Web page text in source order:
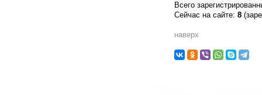
Всего
Сейчас на сайте: 8
наверх